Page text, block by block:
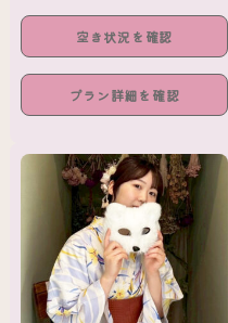
空き状況を確認
プラン詳細を確認